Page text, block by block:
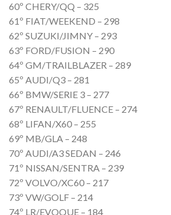
60º CHERY/QQ – 325
61º FIAT/WEEKEND – 298
62º SUZUKI/JIMNY – 293
63º FORD/FUSION – 290
64º GM/TRAILBLAZER – 289
65º AUDI/Q3 – 281
66º BMW/SERIE 3 – 277
67º RENAULT/FLUENCE – 274
68º LIFAN/X60 – 255
69º MB/GLA – 248
70º AUDI/A3 SEDAN – 246
71º NISSAN/SENTRA – 239
72º VOLVO/XC60 – 217
73º VW/GOLF – 214
74º LR/EVOQUE – 184